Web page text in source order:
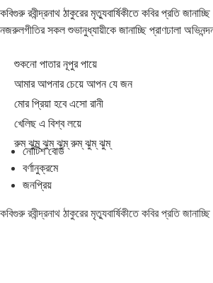
কবিগুরু রবীন্দ্রনাথ ঠাকুরের মৃত্যুবার্ষিকীতে কবির প্রতি
নজরুলগীতির সকল শুভানুধ্যায়ীকে জানাচ্ছি প্রাণঢালা
শুকনো পাতার নূপুর পায়ে
আমার আপনার চেয়ে আপন যে জন
মোর প্রিয়া হবে এসো রানী
খেলিছ এ বিশ্ব লয়ে
রুম্ ঝুম্ ঝুম্ ঝুম্ রুম্ ঝুম্ ঝুম্
নোটিশ বোর্ড
বর্ণানুক্রমে
জনপ্রিয়
কবিগুরু রবীন্দ্রনাথ ঠাকুরের মৃত্যুবার্ষিকীতে কবির প্রতি